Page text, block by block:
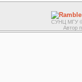
СУНЦ МГУ ©
Автор